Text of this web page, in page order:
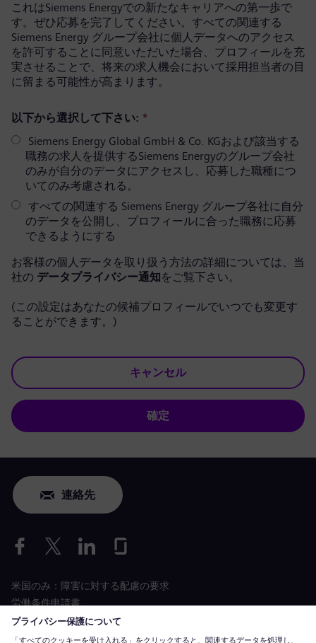
これはSiemens Energyでの新たなキャリアへの第一歩で
す。ぜひ応募を完了してください。すべての関連する
Siemens Energy グループ会社に個人データへのアクセス
を許可することに同意いただいた場合、プロフィールを充
実させることで、将来の求人機会において採用担当者の目
に留まる可能性が高まります。
以下から選択して下さい: *
Siemens Energy Global GmbH & Co. KGおよび該当する
職務の求人を提供するSiemens Energyのグループ会社
のみが自分のデータにアクセスし、応募した職種につ
いてのみ考慮される。
すべての関連する Siemens Energy グループ各社に自分
のデータを公開し、プロフィールに合った職務に応募
できるようにする
お客様の個人データを取り扱う方法の詳細については、当
社の データプライバシー通知をご覧下さい。
(この設定はあなたの候補プロフィールでいつでも変更す
ることができます。)
キャンセル
確定
連絡先
米国のみ：障害に対する配慮の要求
労働条件申請書
siemens-energy.comグローバルウェブサイト